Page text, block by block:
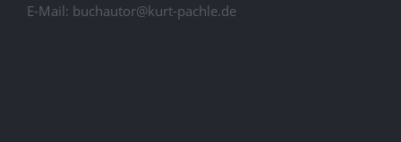
E-Mail: buchautor@kurt-pachle.de